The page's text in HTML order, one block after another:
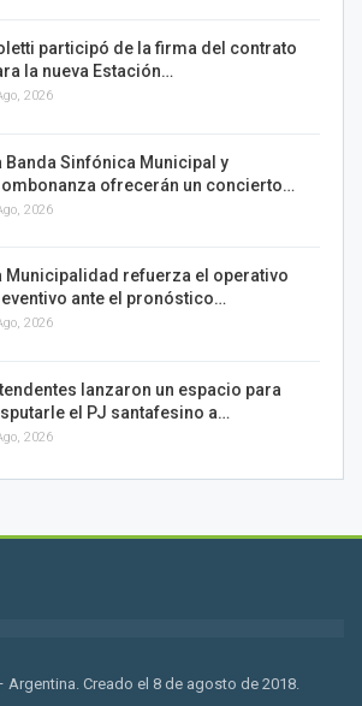
participó de la firma del contrato
la nueva Estación…
2026
Banda Sinfónica Municipal y
ofrecerán un concierto…
2026
Municipalidad refuerza el operativo
ante el pronóstico…
2026
lanzaron un espacio para
el PJ santafesino a…
2026
Argentina. Creado el 8 de agosto de 2018.